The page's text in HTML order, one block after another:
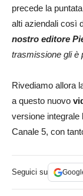
precede la
alti aziendali così
nostro editore
trasmissione gli è
Rivediamo allora
a questo nuovo
versione integrale
Canale 5, con
Seguici su